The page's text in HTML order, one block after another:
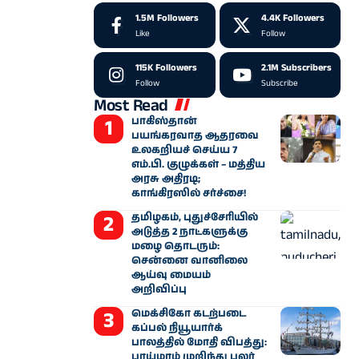
1.5M Followers
Like
4.4K Followers
Follow
115K Followers
Follow
2.1M Subscribers
Subscribe
Most Read
பாகிஸ்தான்
பயங்கரவாத ஆதரவை
உலகறியச் செய்ய 7
எம்.பி. குழுக்கள் – மத்திய
அரசு அதிரடி;
காங்கிரஸில் சர்ச்சை!
தமிழகம், புதுச்சேரியில்
அடுத்த 2 நாட்களுக்கு
மழை தொடரும்:
சென்னை வானிலை
ஆய்வு மையம்
அறிவிப்பு
மெக்சிகோ கடற்படை
கப்பல் நியூயார்க்
பாலத்தில் மோதி விபத்து: